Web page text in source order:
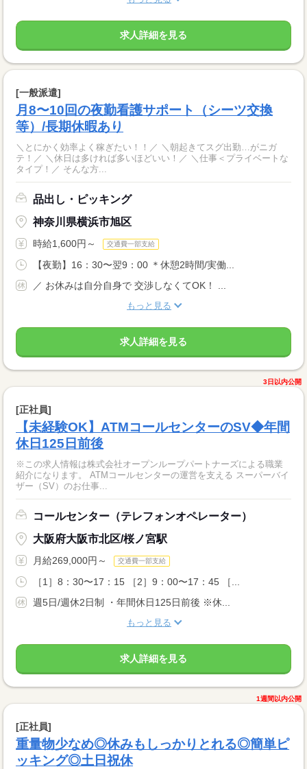
求人詳細を見る
[一般派遣]
月8〜10回の夜勤看護サポート（シーツ交換
等）/長期休暇あり
＼とにかく効率よく稼ぎたい！！／ ＼朝起きてスグ出勤…がニガ
テ！／ ＼休日は多ければ多いほどいい！／ ＼仕事＜プライベートな
タイプ！／ そんな方...
品出し・ピッキング
神奈川県横浜市旭区
時給1,600円～ 交通費一部支給
【夜勤】16：30〜翌9：00 ＊休憩2時間/実働...
／ お休みは自分自身で 交渉しなくてOK！ ...
もっと見る
求人詳細を見る
3日以内公開
[正社員]
【未経験OK】ATMコールセンターのSV◆年間
休日125日前後
※この求人情報は株式会社オープンループパートナーズによる職業
紹介になります。 ATMコールセンターの運営を支える スーパーバイ
ザー（SV）のお仕事...
コールセンター（テレフォンオペレーター）
大阪府大阪市北区/桜ノ宮駅
月給269,000円～ 交通費一部支給
［1］8：30〜17：15 ［2］9：00〜17：45 ［...
週5日/週休2日制 ・年間休日125日前後 ※休...
もっと見る
求人詳細を見る
1週間以内公開
[正社員]
重量物少なめ◎休みもしっかりとれる◎簡単ピ
ッキング◎土日祝休